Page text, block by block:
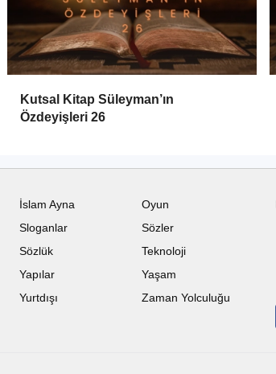
Kutsal Kitap Süleyman’ın
Özdeyişleri 26
İslam Ayna
Oyun
Sloganlar
Sözler
Sözlük
Teknoloji
Yapılar
Yaşam
Yurtdışı
Zaman Yolculuğu